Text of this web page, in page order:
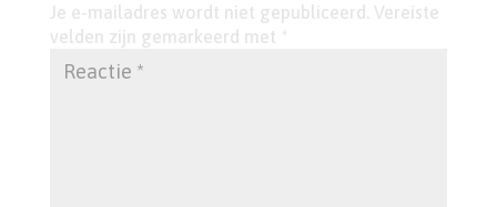
Je e-mailadres wordt niet gepubliceerd. Vereiste
velden zijn gemarkeerd met *